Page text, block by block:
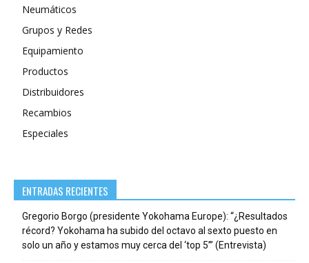
Neumáticos
Grupos y Redes
Equipamiento
Productos
Distribuidores
Recambios
Especiales
ENTRADAS RECIENTES
Gregorio Borgo (presidente Yokohama Europe): “¿Resultados
récord? Yokohama ha subido del octavo al sexto puesto en
solo un año y estamos muy cerca del ‘top 5’” (Entrevista)